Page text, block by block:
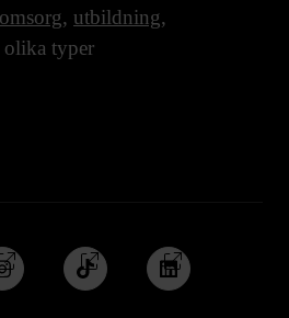
, utbildning,
olika typer
Följ
oss
Följ
oss